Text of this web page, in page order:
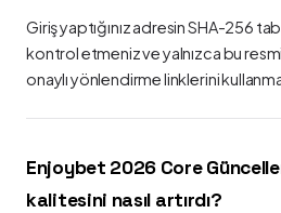
Giriş yaptığınız adresin SHA-256
kontrol etmeniz ve yalnızca bu
onaylı yönlendirme linklerini
Enjoybet 2026 Core
kalitesini nasıl artırdı?